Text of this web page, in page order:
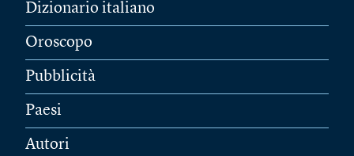
Dizionario italiano
Oroscopo
Pubblicità
Paesi
Autori